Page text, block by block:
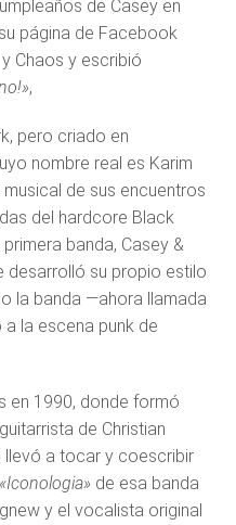
de Casey en
página de Facebook
Chaos y escribió
,
pero criado en
nombre real es Karim
de sus encuentros
del hardcore Black
banda, Casey &
desarrolló su propio estilo
la banda —ahora llamada
la escena punk de
en 1990, donde formó
de Christian
llevó a tocar y coescribir
«Iconologia»de esa banda
y el vocalista original